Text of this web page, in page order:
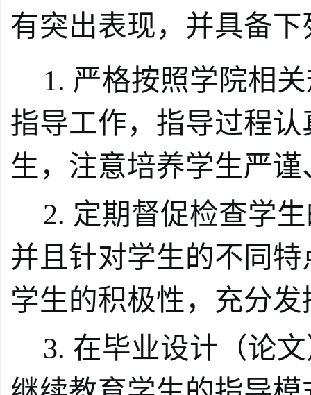
有突出表现，并具备下
1. 严格按照学院相
指导工作，指导过程认
生，注意培养学生严
2. 定期督促检查学
并且针对学生的不同
学生的积极性，充分
3. 在毕业设计（论